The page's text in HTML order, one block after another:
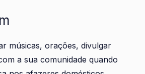
músicas, orações, divulgar
a sua comunidade quando